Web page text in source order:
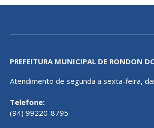
PREFEITURA MUNICIPAL DE RONDON
Atendimento de segunda a sexta-feira,
Telefone:
(94) 99220-8795